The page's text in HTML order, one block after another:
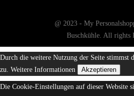
@ 2023 - My
Buschkühle. All rights
Durch die weitere Nutzung der Seite stimmst
zu. Weitere Informationen Akzeptieren
Die Cookie-Einstellungen auf dieser Website